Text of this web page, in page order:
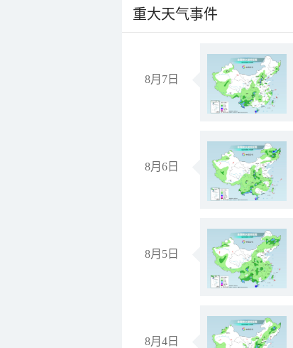
重大天气事件
8月7日
8月6日
8月5日
8月4日